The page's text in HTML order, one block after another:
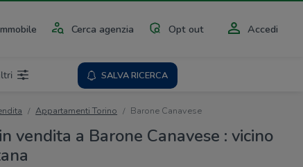
Cerca agenzia Opt out Accedi
SALVA RICERCA
Appartamenti Torino Barone Canavese
vendita a Barone Canavese : vicino